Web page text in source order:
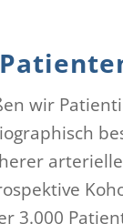
wir
3.000